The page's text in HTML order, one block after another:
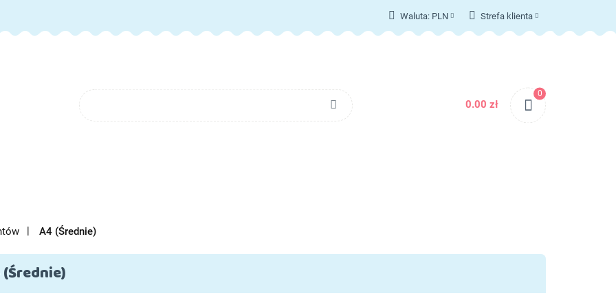
Waluta: PLN Strefa klienta
Zgody cookies
0.00 zł
0
NOWOŚCI FAQ BLOG O NAS KONTAKT
A4 (Średnie)